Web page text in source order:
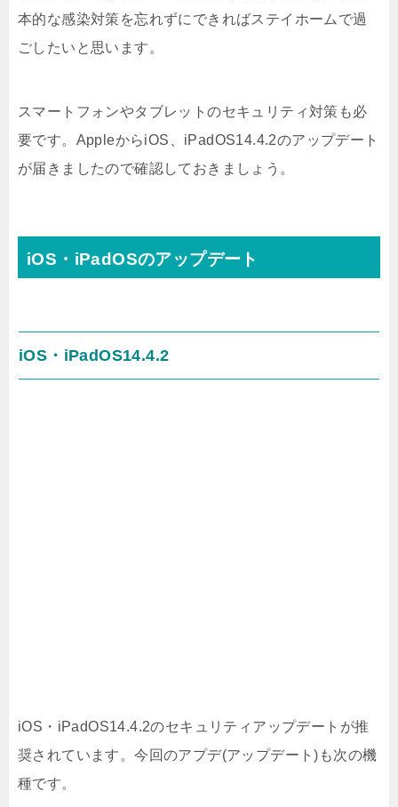
本的な感染対策を忘れずにできればステイホームで過
ごしたいと思います。
スマートフォンやタブレットのセキュリティ対策も必
要です。AppleからiOS、iPadOS14.4.2のアップデート
が届きましたので確認しておきましょう。
iOS・iPadOSのアップデート
iOS・iPadOS14.4.2
iOS・iPadOS14.4.2のセキュリティアップデートが推
奨されています。今回のアプデ(アップデート)も次の機
種です。